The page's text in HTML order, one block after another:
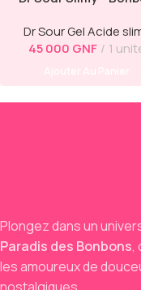
(50g)
Dr Sour Gel Acide
45 000 GNF 1
Plongez dans un
Paradis des Bonbons,
les amoureux de